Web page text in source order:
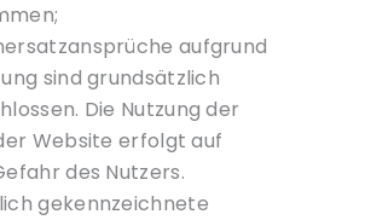
aufgrund
sind grundsätzlich
Die Nutzung der
Website erfolgt auf
des Nutzers.
gekennzeichnete